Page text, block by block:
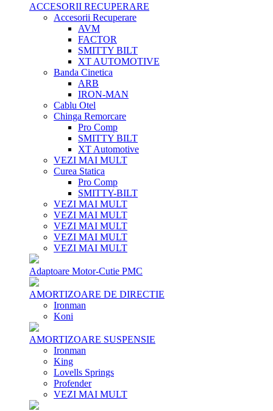
ACCESORII RECUPERARE
Accesorii Recuperare
AVM
FACTOR
SMITTY BILT
XT AUTOMOTIVE
Banda Cinetica
ARB
IRON-MAN
Cablu Otel
Chinga Remorcare
Pro Comp
SMITTY BILT
XT Automotive
VEZI MAI MULT
Curea Statica
Pro Comp
SMITTY-BILT
VEZI MAI MULT
VEZI MAI MULT
VEZI MAI MULT
VEZI MAI MULT
VEZI MAI MULT
Adaptoare Motor-Cutie PMC
AMORTIZOARE DE DIRECTIE
Ironman
Koni
AMORTIZOARE SUSPENSIE
Ironman
King
Lovells Springs
Profender
VEZI MAI MULT